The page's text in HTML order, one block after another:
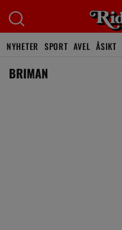
NYHETER SPORT AVEL ÅSIKT
BRIMAN